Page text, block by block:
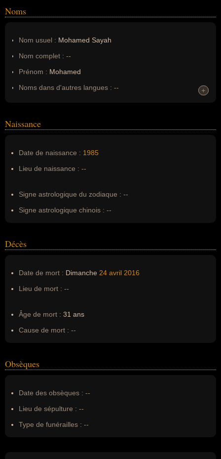
Noms
Nom usuel : Mohamed Sayah
Nom complet : --
Prénom : Mohamed
Noms dans d'autres langues : --
Nom de famille :Sayah
+
+
Naissance
Date de naissance : 1985
Lieu de naissance : --
Signe astrologique du zodiaque : --
Signe astrologique chinois : --
Décès
Date de mort : Dimanche 24 avril 2016
Lieu de mort : --
Âge de mort : 31 ans
Cause de mort : --
Obsèques
Date des obsèques : --
Lieu de sépulture : --
Type de funérailles : --